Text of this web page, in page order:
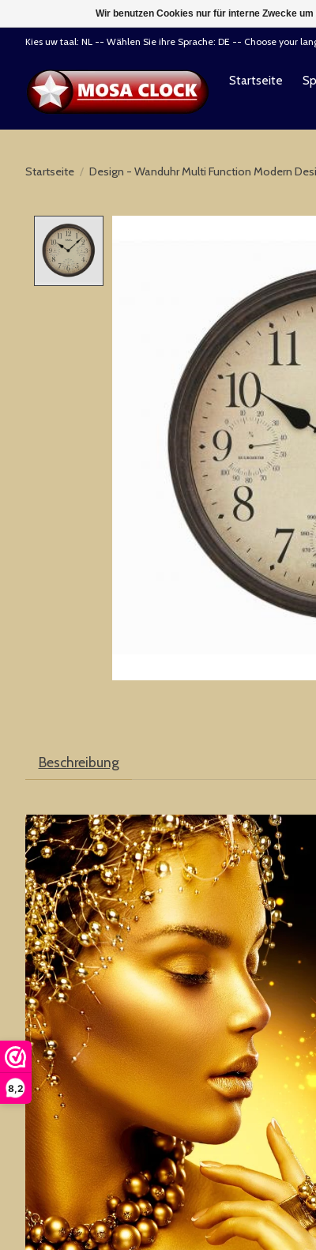
8,2
Kies uw taal: NL -- Wählen Sie ihre Sprache: DE -- Choose your
Startseite
Startseite / Design - Wanduhr Multi Function Modern
Beschreibung
Wir benutzen Cookies nur für interne Zwecke